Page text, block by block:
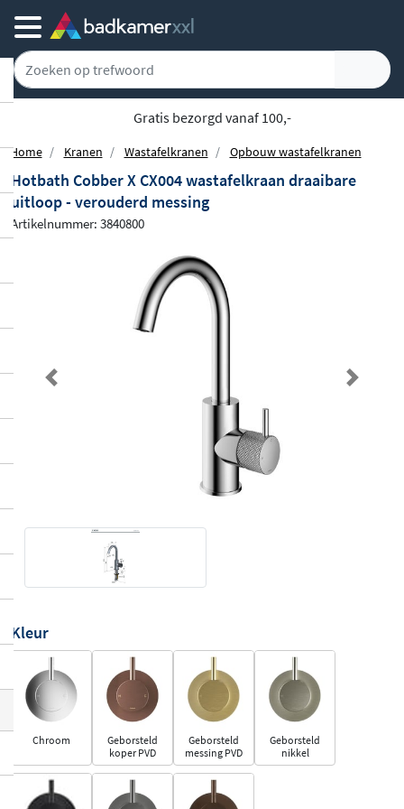
Gratis bezorgd vanaf 100,-
Home Kranen Wastafelkranen Opbouw wastafelkranen
Hotbath Cobber X CX004 wastafelkraan draaibare
uitloop - verouderd messing
Artikelnummer: 3840800
Previous Next
Kleur
Chroom
Geborsteld
koper PVD
Geborsteld
messing PVD
Geborsteld
nikkel